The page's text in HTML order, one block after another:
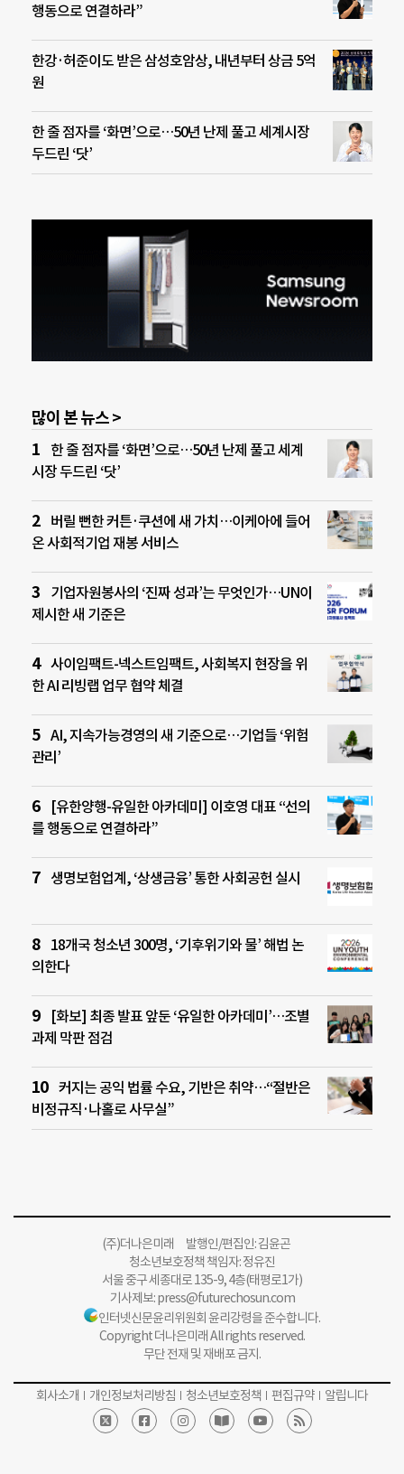
행동으로 연결하라”
한강·허준이도 받은 삼성호암상, 내년부터 상금 5억
원
한 줄 점자를 ‘화면’으로…50년 난제 풀고 세계시장
두드린 ‘닷’
많이 본 뉴스 >
한 줄 점자를 ‘화면’으로…50년 난제 풀고 세계
시장 두드린 ‘닷’
버릴 뻔한 커튼·쿠션에 새 가치…이케아에 들어
온 사회적기업 재봉 서비스
기업자원봉사의 ‘진짜 성과’는 무엇인가…UN이
제시한 새 기준은
사이임팩트-넥스트임팩트, 사회복지 현장을 위
한 AI 리빙랩 업무 협약 체결
AI, 지속가능경영의 새 기준으로…기업들 ‘위험
관리’
[유한양행-유일한 아카데미] 이호영 대표 “선의
를 행동으로 연결하라”
생명보험업계, ‘상생금융’ 통한 사회공헌 실시
18개국 청소년 300명, ‘기후위기와 물’ 해법 논
의한다
[화보] 최종 발표 앞둔 ‘유일한 아카데미’…조별
과제 막판 점검
커지는 공익 법률 수요, 기반은 취약…“절반은
비정규직·나홀로 사무실”
(주)더나은미래 발행인/편집인: 김윤곤
청소년보호정책 책임자: 정유진
서울 중구 세종대로 135-9, 4층(태평로1가)
기사제보:press@futurechosun.com
인터넷신문윤리위원회 윤리강령을 준수합니다.
Copyright 더나은미래 All rights reserved.
무단 전재 및 재배포 금지.
회사소개 개인정보처리방침 청소년보호정책 편집규약 알립니다